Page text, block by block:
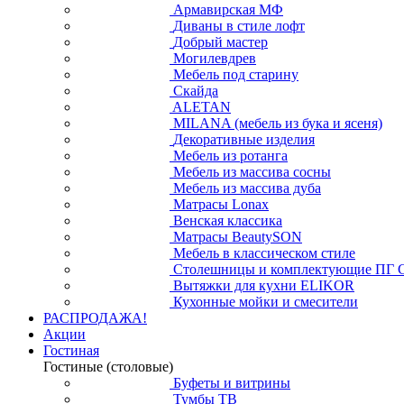
Армавирская МФ
Диваны в стиле лофт
Добрый мастер
Могилевдрев
Мебель под старину
Скайда
ALETAN
MILANA (мебель из бука и ясеня)
Декоративные изделия
Мебель из ротанга
Мебель из массива сосны
Мебель из массива дуба
Матрасы Lonax
Венская классика
Матрасы BeautySON
Мебель в классическом стиле
Столешницы и комплектующие ПГ
Вытяжки для кухни ELIKOR
Кухонные мойки и смесители
РАСПРОДАЖА!
Акции
Гостиная
Гостиные (столовые)
Буфеты и витрины
Тумбы ТВ